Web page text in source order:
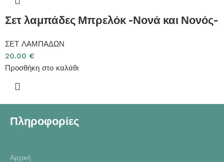
Σετ λαμπάδες Μπρελόκ -Νονά και Νονός-
ΣΕΤ ΛΑΜΠΑΔΩΝ
20.00 €
Προσθήκη στο καλάθι
Πληροφορίες
Αρχική